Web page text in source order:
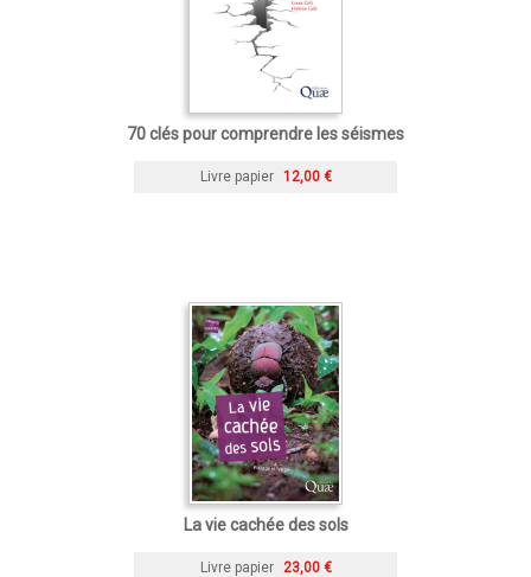
70 clés pour comprendre les séismes
Livre papier 12,00 €
La vie cachée des sols
Livre papier 23,00 €